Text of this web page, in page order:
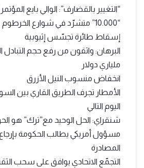
“التغيير بالقضارف”: الوالي بايع
“10.000” متشرّد في شوارع الخرطوم
إسقاط طائرة تجسّس إثيوبية
البرهان: واثقون من رفع حجم التبادل
ملياري دولار
انخفاض منسوب النيل الأزرق
الأمطار تجرف الطريق القاري بين
اليوم التالي
شنقراي: الحل الوحيد مع”ترك” هو
مسؤول أمريكي يطالب الحكومة بإرجاع
المصادرة
التجمّع الاتحادي يوافق على سحب